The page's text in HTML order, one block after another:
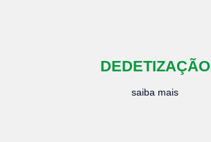
DEDETIZAÇÃO
saiba mais